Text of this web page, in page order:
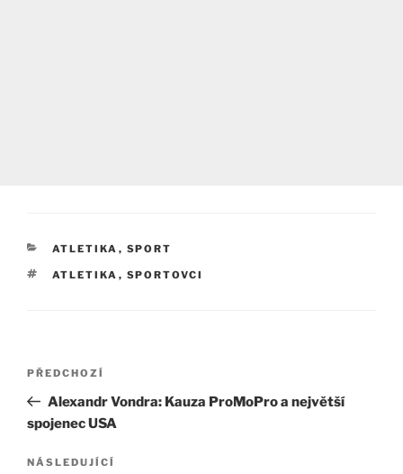
RUBRIKY
ATLETIKA , SPORT
ŠTÍTKY
ATLETIKA , SPORTOVCI
Navigace
příspěvek
Předchozí
příspěvek
PŘEDCHOZÍ
Alexandr Vondra: Kauza ProMoPro a největší
spojenec USA
Následující
NÁSLEDUJÍCÍ